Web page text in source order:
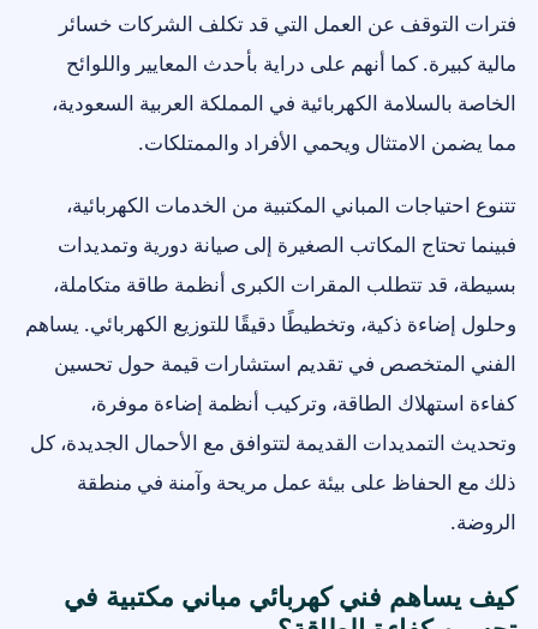
فترات التوقف عن العمل التي قد تكلف الشركات خسائر
مالية كبيرة. كما أنهم على دراية بأحدث المعايير واللوائح
الخاصة بالسلامة الكهربائية في المملكة العربية السعودية،
مما يضمن الامتثال ويحمي الأفراد والممتلكات.
تتنوع احتياجات المباني المكتبية من الخدمات الكهربائية،
فبينما تحتاج المكاتب الصغيرة إلى صيانة دورية وتمديدات
بسيطة، قد تتطلب المقرات الكبرى أنظمة طاقة متكاملة،
وحلول إضاءة ذكية، وتخطيطًا دقيقًا للتوزيع الكهربائي. يساهم
الفني المتخصص في تقديم استشارات قيمة حول تحسين
كفاءة استهلاك الطاقة، وتركيب أنظمة إضاءة موفرة،
وتحديث التمديدات القديمة لتتوافق مع الأحمال الجديدة، كل
ذلك مع الحفاظ على بيئة عمل مريحة وآمنة في منطقة
الروضة.
كيف يساهم فني كهربائي مباني مكتبية في